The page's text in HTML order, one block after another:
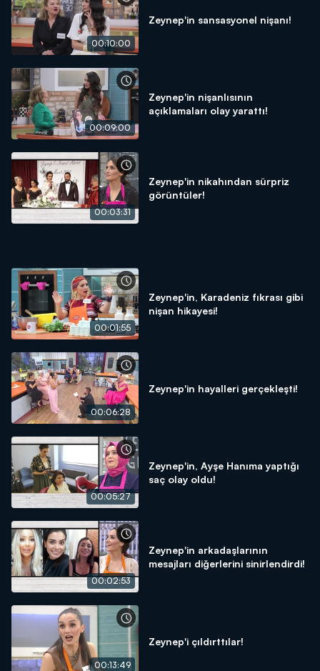
00:10:00
Zeynep'in sansasyonel nişanı!
00:09:00
Zeynep'in nişanlısının
açıklamaları olay yarattı!
00:03:31
Zeynep'in nikahından sürpriz
görüntüler!
00:01:55
Zeynep'in, Karadeniz fıkrası gibi
nişan hikayesi!
00:06:28
Zeynep'in hayalleri gerçekleşti!
00:05:27
Zeynep'in, Ayşe Hanıma yaptığı
saç olay oldu!
00:02:53
Zeynep'in arkadaşlarının
mesajları diğerlerini sinirlendirdi!
00:13:49
Zeynep'i çıldırttılar!